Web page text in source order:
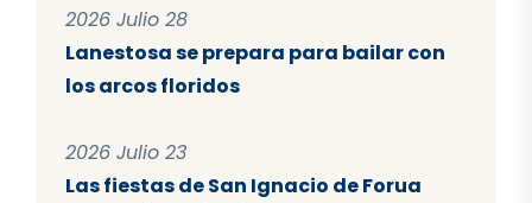
2026 Julio 28
Lanestosa se prepara para bailar con
los arcos floridos
2026 Julio 23
Las fiestas de San Ignacio de Forua